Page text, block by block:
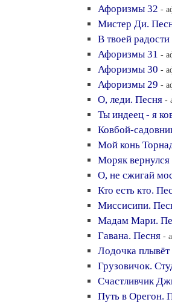
Афоризмы 32 -
Мистер Ди.
В твоей радости
Афоризмы 31 -
Афоризмы 30 -
Афоризмы 29 -
О, леди. Песня -
Ты индеец - я
Ковбой-
Мой конь
Моряк
О, не сжигай
Кто есть кто.
Миссисипи.
Мадам Мари.
Гавана. Песня -
Лодочка
Грузовичок.
Счастливчик
Путь в Орегон.